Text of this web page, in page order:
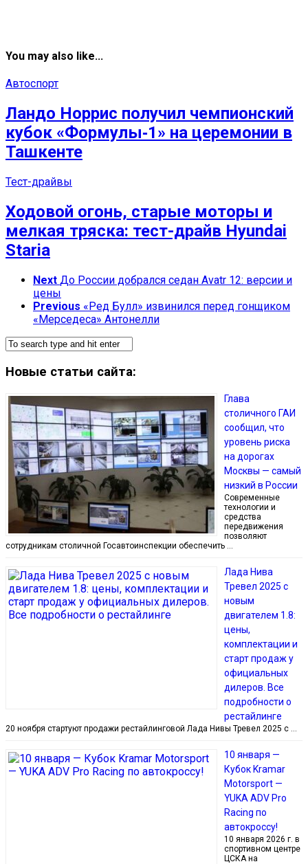
You may also like...
Автоспорт
Ландо Норрис получил чемпионский
кубок «Формулы‑1» на церемонии в
Ташкенте
Тест-драйвы
Ходовой огонь, старые моторы и
мелкая тряска: тест-драйв Hyundai
Staria
Next До России добрался седан Avatr 12: версии и
цены
Previous «Ред Булл» извинился перед гонщиком
«Мерседеса» Антонелли
Новые статьи сайта:
Глава
столичного ГАИ
сообщил, что
уровень риска
на дорогах
Москвы — самый
низкий в России
Современные
технологии и
средства
передвижения
позволяют
сотрудникам столичной Госавтоинспекции обеспечить …
Лада Нива
Тревел 2025 с
новым
двигателем 1.8:
цены,
комплектации и
старт продаж у
официальных
дилеров. Все
подробности о
рестайлинге
20 ноября стартуют продажи рестайлинговой Лада Нивы Тревел 2025 с …
10 января —
Кубок Kramar
Motorsport —
YUKA ADV Pro
Racing по
автокроссу!
10 января 2026 г. в
спортивном центре
ЦСКА на